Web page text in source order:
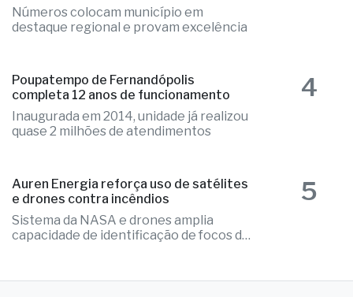
Números colocam município em
destaque regional e provam excelência
Poupatempo de Fernandópolis
completa 12 anos de funcionamento
Inaugurada em 2014, unidade já realizou
quase 2 milhões de atendimentos
4
Auren Energia reforça uso de satélites
e drones contra incêndios
Sistema da NASA e drones amplia
capacidade de identificação de focos de
5